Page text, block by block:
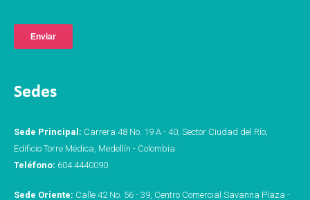
Sedes
Sede Principal: Carrera 48 No. 19 A - 40, Sector Ciudad del Río,
Edificio Torre Médica, Medellín - Colombia.
Teléfono: 604 4440090
Sede Oriente: Calle 42 No. 56 - 39, Centro Comercial Savanna Plaza -